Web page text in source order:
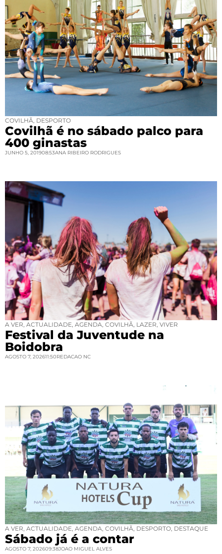
COVILHÃ DESPORTO
Covilhã é no sábado palco para
400 ginastas
JUNHO 5, 201908:53ANA RIBEIRO RODRIGUES
A VER ACTUALIDADE AGENDA COVILHÃ LAZER VIVER
Festival da Juventude na
Boidobra
AGOSTO 7, 202611:50REDACAO NC
A VER ACTUALIDADE AGENDA COVILHÃ DESPORTO DESTAQUE
Sábado já é a contar
AGOSTO 7, 202609:38JOAO MIGUEL ALVES